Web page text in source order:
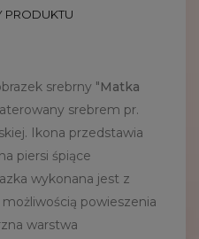
PRODUKTU
srebrny "Matka
srebrem pr.
Ikona przedstawia
piersi śpiące
wykonana jest z
powieszenia
warstwa